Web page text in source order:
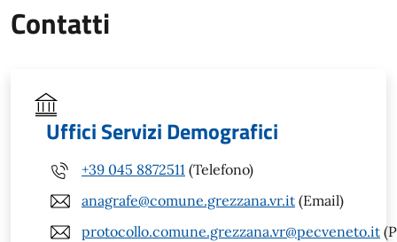
Contatti
Uffici Servizi Demografici
+39 045 8872511 (Telefono)
anagrafe@comune.grezzana.vr.it (Email)
protocollo.comune.grezzana.vr@pecveneto.it